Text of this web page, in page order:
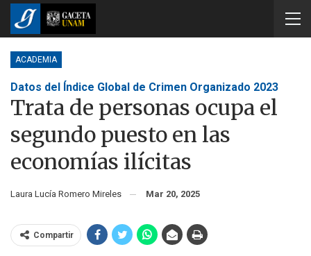
ACADEMIA
Datos del Índice Global de Crimen Organizado 2023
Trata de personas ocupa el
segundo puesto en las
economías ilícitas
Laura Lucía Romero Mireles Mar 20, 2025
Compartir